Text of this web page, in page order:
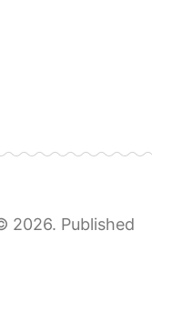
2026. Published